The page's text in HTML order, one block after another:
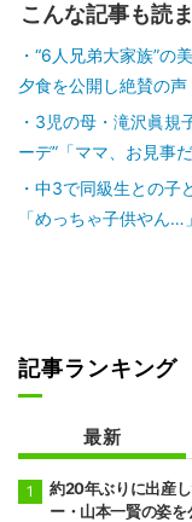
こんな記事も読
“6人兄弟大家族”の
夕食を公開し絶賛の声
3児の母・滝沢眞規
ーデ”「ママ、お見事
中3で同級生との子
「めっちゃ子供やん…」
記事ランキング
最新
約20年ぶりに出産
ー・山本一賢の姿